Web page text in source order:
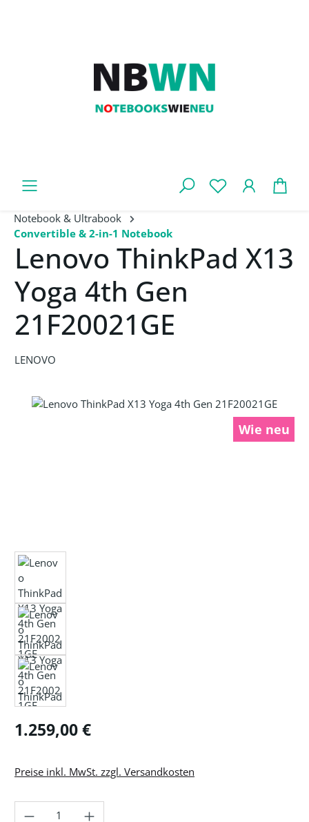
Notebook & Ultrabook
Convertible & 2-in-1 Notebook
Lenovo ThinkPad X13
Yoga 4th Gen
21F20021GE
LENOVO
Bildergalerie überspringen
Wie neu
Regulärer Preis:
1.259,00 €
Preise inkl. MwSt. zzgl. Versandkosten
Produkt Anzahl: Gib den gewünschten